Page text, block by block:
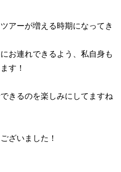
アーが増える時期になってき
お連れできるよう、私自身も
す！
きるのを楽しみにしてますね
ざいました！